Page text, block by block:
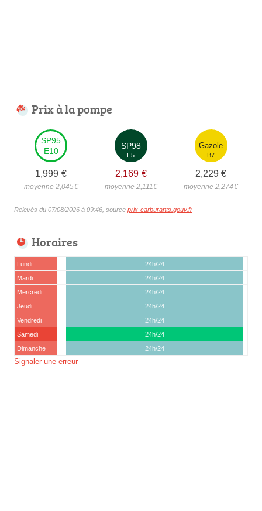
Prix à la pompe
SP95
E10
1,999 €
moyenne 2,045€
SP98
E5
2,169 €
moyenne 2,111€
Gazole
B7
2,229 €
moyenne 2,274€
Relevés du 07/08/2026 à 09:46, source prix-carburants.gouv.fr
Horaires
Lundi
24h/24
Mardi
24h/24
Mercredi
24h/24
Jeudi
24h/24
Vendredi
24h/24
Samedi
24h/24
Dimanche
24h/24
Signaler une erreur